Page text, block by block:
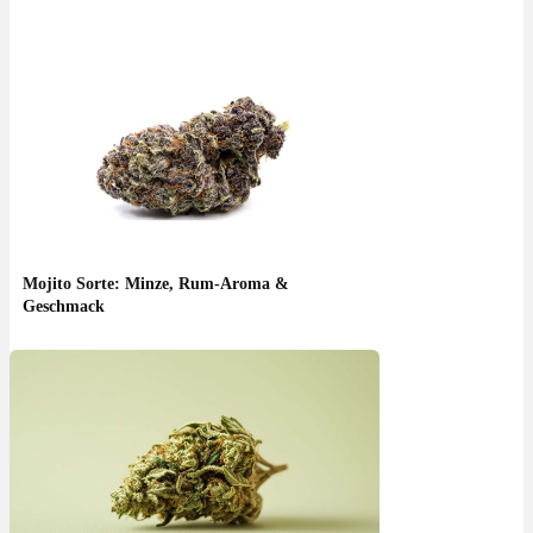
Mojito Sorte: Minze, Rum-Aroma &
Geschmack